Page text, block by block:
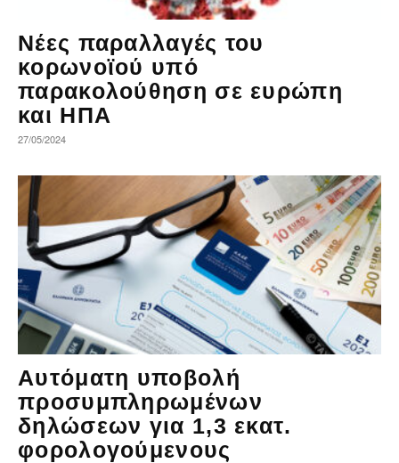
Νέες παραλλαγές του
κορωνοϊού υπό
παρακολούθηση σε ευρώπη
και ΗΠΑ
27/05/2024
Αυτόματη υποβολή
προσυμπληρωμένων
δηλώσεων για 1,3 εκατ.
φορολογούμενους